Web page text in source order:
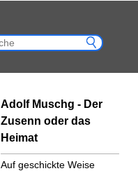
Adolf Muschg - Der
Zusenn oder das
Heimat
Auf geschickte Weise